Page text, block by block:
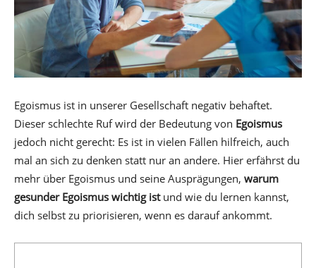
Egoismus ist in unserer Gesellschaft negativ behaftet.
Dieser schlechte Ruf wird der Bedeutung von Egoismus
jedoch nicht gerecht: Es ist in vielen Fällen hilfreich, auch
mal an sich zu denken statt nur an andere. Hier erfährst du
mehr über Egoismus und seine Ausprägungen, warum
gesunder Egoismus wichtig istund wie du lernen kannst,
dich selbst zu priorisieren, wenn es darauf ankommt.